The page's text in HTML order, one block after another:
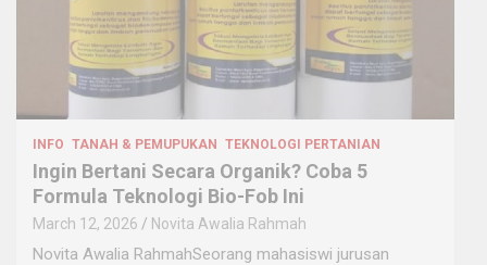
INFO TANAH & PEMUPUKAN TEKNOLOGI PERTANIAN
Ingin Bertani Secara Organik? Coba 5
Formula Teknologi Bio-Fob Ini
March 12, 2026 Novita Awalia Rahmah
Novita Awalia RahmahSeorang mahasiswi jurusan